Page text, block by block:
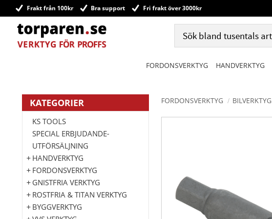
Frakt från 100kr Bra support Fri frakt över 3000kr
FORDONSVERKTYG HANDVERKTYG
FORDONSVERKTYG BILVERKTYG
KATEGORIER
KS TOOLS
SPECIAL ERBJUDANDE-
UTFÖRSÄLJNING
HANDVERKTYG
FORDONSVERKTYG
GNISTFRIA VERKTYG
ROSTFRIA & TITAN VERKTYG
BYGGVERKTYG